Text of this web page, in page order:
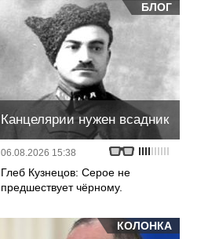
БЛОГ
Канцелярии нужен всадник
06.08.2026 15:38
Глеб Кузнецов: Серое не
предшествует чёрному.
КОЛОНКА